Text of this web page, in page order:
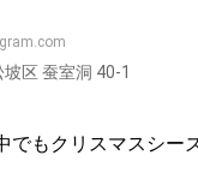
区 蚕室洞 40-1
でもクリスマスシー